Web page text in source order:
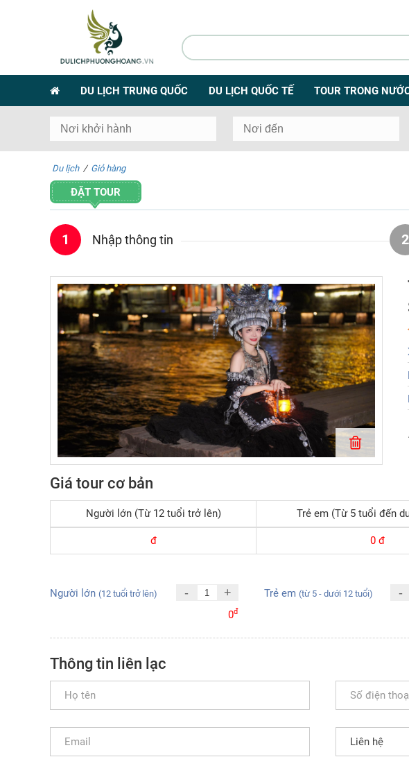
DU LỊCH TRUNG QUỐC DU LỊCH QUỐC TẾ TOUR TRONG
Du lịch / Giỏ hàng
ĐẶT TOUR
1 Nhập thông tin 2
Giá tour cơ bản
Người lớn (Từ 12 tuổi trở lên) Trẻ em (Từ 5 tuổi đến
đ 0 đ
Người lớn (12 tuổi trở lên) - +
0đ
Trẻ em (từ 5 - dưới 12 tuổi) -
Thông tin liên lạc